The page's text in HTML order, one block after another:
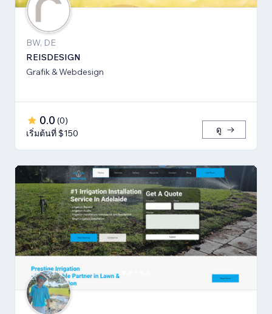
BW, DE
REISDESIGN
Grafik & Webdesign
0.0 (0)
เริ่มต้นที่ $150
ดู